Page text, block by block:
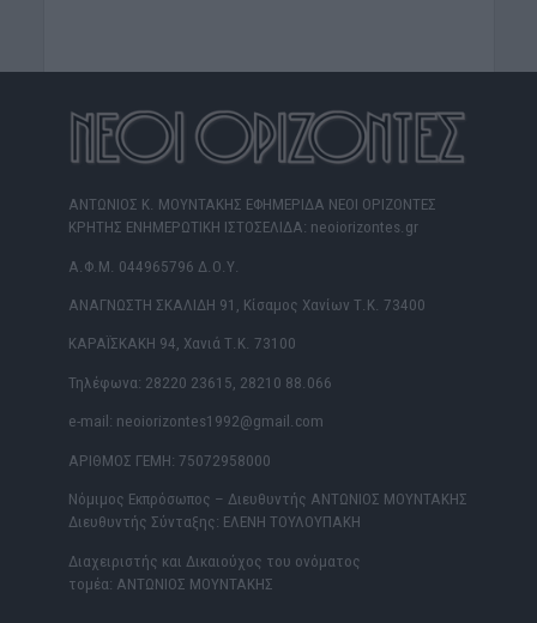
ΑΝΤΩΝΙΟΣ Κ. ΜΟΥΝΤΑΚΗΣ ΕΦΗΜΕΡΙΔΑ ΝΕΟΙ ΟΡΙΖΟΝΤΕΣ
ΚΡΗΤΗΣ ΕΝΗΜΕΡΩΤΙΚΗ ΙΣΤΟΣΕΛΙΔΑ: neoiorizontes.gr
Α.Φ.Μ. 044965796 Δ.Ο.Υ.
ΑΝΑΓΝΩΣΤΗ ΣΚΑΛΙΔΗ 91, Κίσαμος Χανίων Τ.Κ. 73400
ΚΑΡΑΪΣΚΑΚΗ 94, Χανιά Τ.Κ. 73100
Τηλέφωνα: 28220 23615, 28210 88.066
e-mail: neoiorizontes1992@gmail.com
ΑΡΙΘΜΟΣ ΓΕΜΗ: 75072958000
Νόμιμος Εκπρόσωπος – Διευθυντής ΑΝΤΩΝΙΟΣ ΜΟΥΝΤΑΚΗΣ
Διευθυντής Σύνταξης: ΕΛΕΝΗ ΤΟΥΛΟΥΠΑΚΗ
Διαχειριστής και Δικαιούχος του ονόματος
τομέα: ΑΝΤΩΝΙΟΣ ΜΟΥΝΤΑΚΗΣ